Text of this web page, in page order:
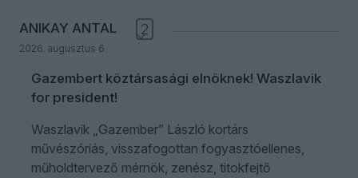
ANIKAY ANTAL
2026. augusztus 6.
2
Gazembert köztársasági elnöknek! Waszlavik
for president!
Waszlavik „Gazember” László kortárs
művészóriás, visszafogottan fogyasztóellenes,
műholdtervező mérnök, zenész, titokfejtő